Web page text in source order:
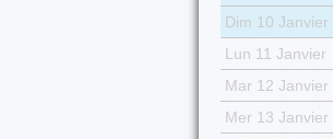
Dim 10 Janvier
Lun 11 Janvier
Mar 12 Janvier
Mer 13 Janvier